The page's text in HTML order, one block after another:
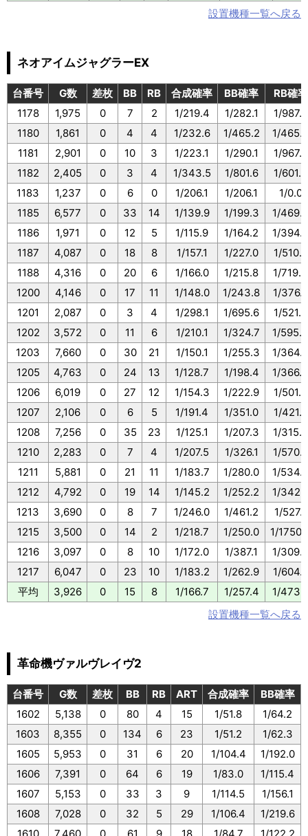
設置機種一覧へ戻る
ネオアイムジャグラーEX
台番号 G数 差枚 BB RB 合成確率 BB確率
RB確率
1178
1,975 0 7 2 1/219.4 1/282.1
1/987.5
1180
1,861 0 4 4 1/232.6 1/465.2
1/465.2
1181
2,901 0 10 3 1/223.1 1/290.1
1/967.0
1182
2,405 0 3 4 1/343.5 1/801.6
1/601.2
1183
1,237 0 6 0 1/206.1 1/206.1
1/0.0
1185
6,577 0 33 14 1/139.9 1/199.3
1/469.7
1186
1,971 0 12 5 1/115.9 1/164.2
1/394.2
1187
4,087 0 18 8 1/157.1 1/227.0
1/510.8
1188
4,316 0 20 6 1/166.0 1/215.8
1/719.3
1200
4,146 0 17 11 1/148.0 1/243.8
1/376.9
1201
2,087 0 3 4 1/298.1 1/695.6
1/521.7
1202
3,572 0 11 6 1/210.1 1/324.7
1/595.3
1203
7,660 0 30 21 1/150.1 1/255.3
1/364.7
1205
4,763 0 24 13 1/128.7 1/198.4
1/366.3
1206
6,019 0 27 12 1/154.3 1/222.9
1/501.5
1207
2,106 0 6 5 1/191.4 1/351.0
1/421.2
1208
7,256 0 35 23 1/125.1 1/207.3
1/315.4
1210
2,283 0 7 4 1/207.5 1/326.1
1/570.7
1211
5,881 0 21 11 1/183.7 1/280.0
1/534.6
1212
4,792 0 19 14 1/145.2 1/252.2
1/
1213
3,690 0 8 7 1/246.0 1/461.2
1/527.1
1215
3,500 0 14 2 1/218.7 1/250.0
1/
1216
3,097 0 8 10 1/172.0 1/387.1
1/309.7
1217
6,047 0 23 10 1/183.2 1/262.9
1/604.7
平均
3,926 0 15 8 1/166.7 1/257.4
1/
設置機種一覧へ戻る
革命機ヴァルヴレイヴ2
台番号 G数 差枚 BB RB ART 合成確率
BB確率
1602
5,138 0 80 4 15 1/51.8 1/64.2
1603
8,355 0 134 6 23 1/51.2 1/62.3
1605
5,953 0 31 6 20 1/104.4
1/192.0
1606
7,391 0 64 6 19 1/83.0
1/115.4
1607
5,153 0 33 3 9 1/114.5
1/156.1
1608
7,028 0 32 5 29 1/106.4 1/219.6